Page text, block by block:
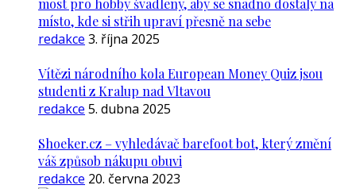
most pro hobby švadleny, aby se snadno dostaly na
místo, kde si střih upraví přesně na sebe
redakce 3. října 2025
Vítězi národního kola European Money Quiz jsou
studenti z Kralup nad Vltavou
redakce 5. dubna 2025
Shoeker.cz – vyhledávač barefoot bot, který změní
váš způsob nákupu obuvi
redakce 20. června 2023